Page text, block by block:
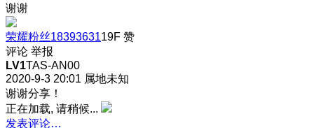
谢谢
荣耀粉丝1839363119F 赞
评论 举报
LV1TAS-AN00
2020-9-3 20:01 属地未知
谢谢分享！
正在加载, 请稍候...
发表评论…